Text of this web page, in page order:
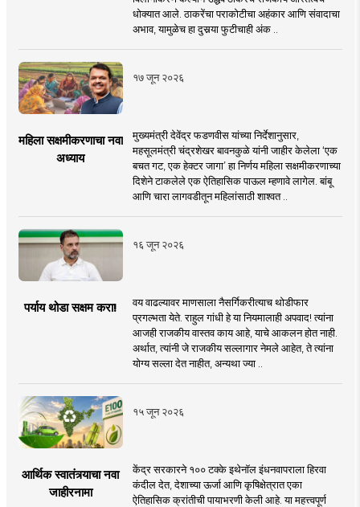
धोक्यात आले. ठाकरेंचा पराकोटीचा अहंकार आणि संवादाचा
अभाव, यामुळेच हा दुसर्‍या फुटीचाही अंक ..
१७ जून २०२६
महिला सक्षमीकरणाचा नवा
अध्याय
मुख्यमंत्री देवेंद्र फडणवीस यांच्या निर्देशानुसार,
महसूलमंत्री चंद्रशेखर बावनकुळे यांनी जाहीर केलेला ‘एक
बचत गट, एक हेक्टर जागा’ हा निर्णय महिला सक्षमीकरणाच्या
दिशेने टाकलेले एक ऐतिहासिक पाऊल म्हणावे लागेल. बांबू
आणि चारा लागवडीतून महिलांसाठी शाश्वत ..
१६ जून २०२६
पर्याय थोडा सक्षम करा!
वय वाढल्यावर माणसाला नैसर्गिकरीत्याच थोडीफार
प्रगल्भता येते. राहुल गांधी हे या नियमालाही अपवाद! त्यांना
आजही राजकीय वास्तव काय आहे, याचे आकलन होत नाही.
अर्थात, त्यांनी जे राजकीय सल्लागार नेमले आहेत, ते त्यांना
योग्य सल्ला देत नाहीत, अन्यथा ज्या ..
१५ जून २०२६
आर्थिक स्वातंत्र्याचा नवा
जाहीरनामा
केंद्र सरकारने १०० टक्के इथेनॉल इंधनवापराला हिरवा
कंदील देत, देशाच्या ऊर्जा आणि कृषिक्षेत्रात एका
ऐतिहासिक क्रांतीची पायाभरणी केली आहे. या महत्त्वपूर्ण